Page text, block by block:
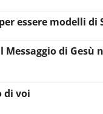
essere modelli di
di Gesù
di voi